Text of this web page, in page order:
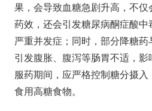
果，会导致血糖急剧升高，不
药效，还会引发糖尿病酮症酸
严重并发症；同时，部分降糖
引发腹胀、腹泻等肠胃不适，
服药期间，应严格控制糖分摄
食用高糖食物。